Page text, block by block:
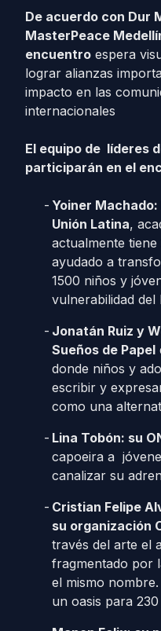
De acuerdo con Dur
MasterPeace
encuentro espera
lograr alianzas
impacto en las
internacionales
El equipo de líderes
participarán en el
Yoiner
Unión Latina,
actualmente
ayudado a
1500 niños y
vulnerabilidad
Jonatán Ruiz y
Sueños de Papel
donde niños y
escribir y
como una
Lina Tobón: su
capoeira a
canalizar su
Cristian Felipe
su organización
través del arte el
fragmentado por
el mismo
un oasis para